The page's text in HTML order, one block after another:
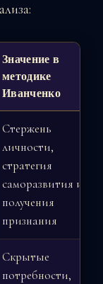
Значение в
методике
Иванченко
Стержень
личности,
стратегия
саморазвития и
получения
признания
Скрытые
потребности,